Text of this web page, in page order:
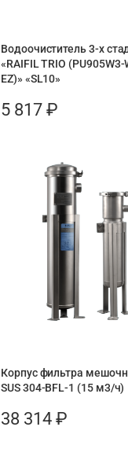
Водоочиститель 3-х
«RAIFIL TRIO (PU905W3-
EZ)» «SL10»
5 817 ₽
Корпус фильтра
SUS 304-BFL-1 (15 м3/ч)
38 314 ₽